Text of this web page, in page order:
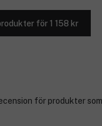
för 1 158 kr
för produkter